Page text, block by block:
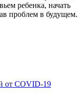
ребенка, начать
проблем в будущем.
от COVID-19